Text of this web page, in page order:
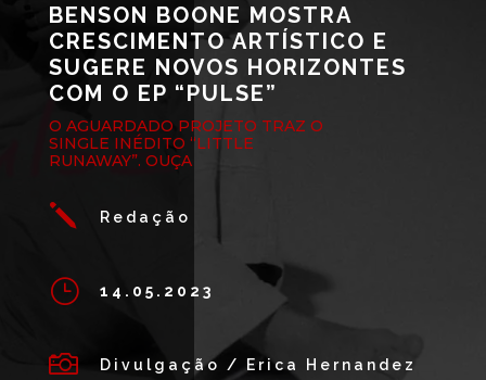
BENSON BOONE MOSTRA
CRESCIMENTO ARTÍSTICO E
SUGERE NOVOS HORIZONTES
COM O EP “PULSE”
O AGUARDADO PROJETO TRAZ O
SINGLE INÉDITO “LITTLE
RUNAWAY”. OUÇA
j Redação
} 14.05.2023
 Divulgação / Erica Hernandez